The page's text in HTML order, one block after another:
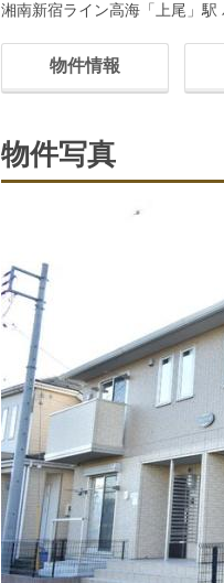
湘南新宿ライン高海「上尾」
物件情報
物件写真